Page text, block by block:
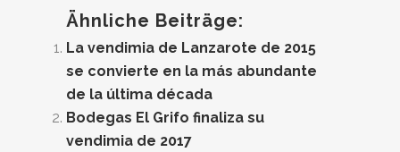
Ähnliche Beiträge:
La vendimia de Lanzarote de 2015
se convierte en la más abundante
de la última década
Bodegas El Grifo finaliza su
vendimia de 2017